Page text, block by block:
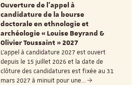
Ouverture de l'appel à
candidature de la bourse
doctorale en ethnologie et
archéologie « Louise Beyrand &
Olivier Toussaint » 2027
L’appel à candidature 2027 est ouvert
depuis le 15 juillet 2026 et la date de
clôture des candidatures est fixée au 31
mars 2027 à minuit pour une…